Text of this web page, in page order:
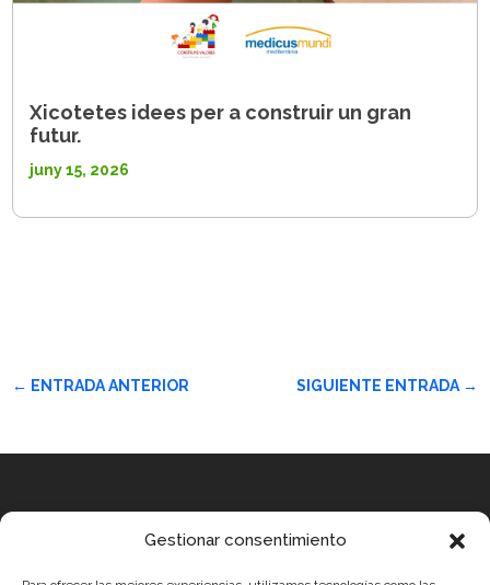
Gestionar consentimiento
Xicotetes idees per a construir un gran
futur.
juny 15, 2026
← ENTRADA ANTERIOR SIGUIENTE ENTRADA→